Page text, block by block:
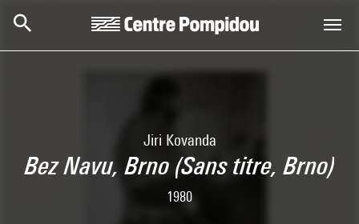
Jiri Kovanda
Bez Navu, Brno (Sans titre, Brno)
1980